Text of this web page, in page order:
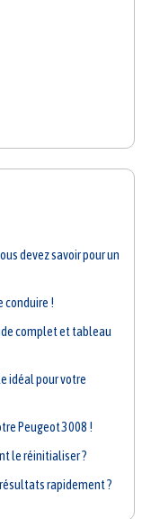
devez savoir pour un
conduire !
complet et tableau
idéal pour votre
Peugeot 3008 !
le réinitialiser ?
rapidement ?